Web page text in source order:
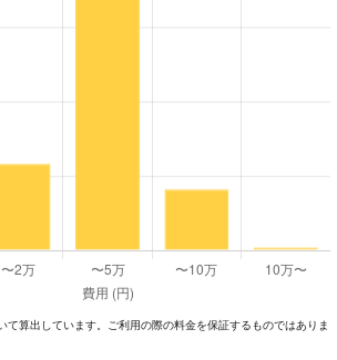
て算出しています。ご利⽤の際の料⾦を保証するものではありま